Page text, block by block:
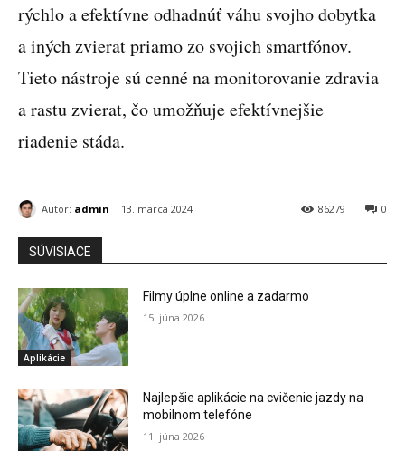
rýchlo a efektívne odhadnúť váhu svojho dobytka
a iných zvierat priamo zo svojich smartfónov.
Tieto nástroje sú cenné na monitorovanie zdravia
a rastu zvierat, čo umožňuje efektívnejšie
riadenie stáda.
0
86279
Autor: admin 13. marca 2024
SÚVISIACE
Aplikácie
Filmy úplne online a zadarmo
15. júna 2026
Najlepšie aplikácie na cvičenie jazdy na
mobilnom telefóne
11. júna 2026